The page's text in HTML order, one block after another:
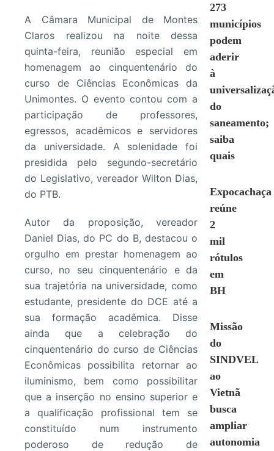
A Câmara Municipal de Montes
Claros realizou na noite dessa
quinta-feira, reunião especial em
homenagem ao cinquentenário do
curso de Ciências Econômicas da
Unimontes. O evento contou com a
participação de professores,
egressos, acadêmicos e servidores
da universidade. A solenidade foi
presidida pelo segundo-secretário
do Legislativo, vereador Wilton Dias,
do PTB.
Autor da proposição, vereador
Daniel Dias, do PC do B, destacou o
orgulho em prestar homenagem ao
curso, no seu cinquentenário e da
sua trajetória na universidade, como
estudante, presidente do DCE até a
sua formação acadêmica. Disse
ainda que a celebração do
cinquentenário do curso de Ciências
Econômicas possibilita retornar ao
iluminismo, bem como possibilitar
que a inserção no ensino superior e
a qualificação profissional tem se
constituído num instrumento
poderoso de redução de
273
municípios
podem
aderir
à
do
saneamento;
saiba
quais
Expocachaça
reúne
2
mil
rótulos
em
BH
Missão
do
SINDVEL
ao
Vietnã
busca
ampliar
autonomia